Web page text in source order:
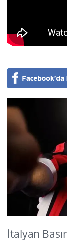
İtalyan